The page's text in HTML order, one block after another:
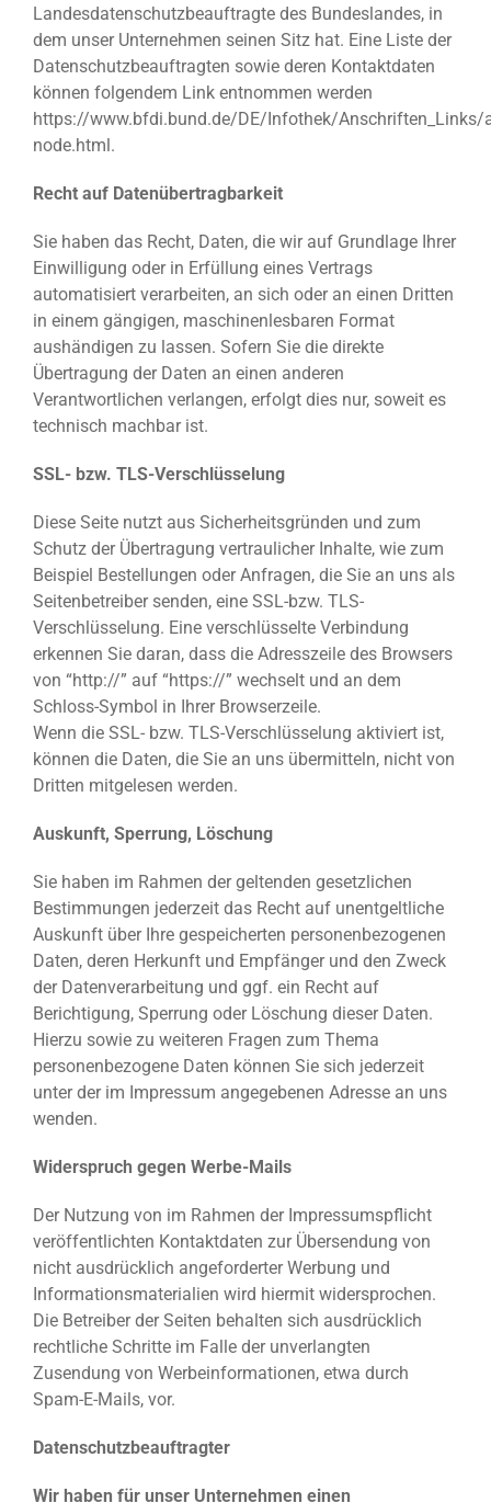
Landesdatenschutzbeauftragte des Bundeslandes, in
dem unser Unternehmen seinen Sitz hat. Eine Liste der
Datenschutzbeauftragten sowie deren Kontaktdaten
können folgendem Link entnommen werden
https://www.bfdi.bund.de/DE/Infothek/Anschriften_Links/
node.html.
Recht auf Datenübertragbarkeit
Sie haben das Recht, Daten, die wir auf Grundlage Ihrer
Einwilligung oder in Erfüllung eines Vertrags
automatisiert verarbeiten, an sich oder an einen Dritten
in einem gängigen, maschinenlesbaren Format
aushändigen zu lassen. Sofern Sie die direkte
Übertragung der Daten an einen anderen
Verantwortlichen verlangen, erfolgt dies nur, soweit es
technisch machbar ist.
SSL- bzw. TLS-Verschlüsselung
Diese Seite nutzt aus Sicherheitsgründen und zum
Schutz der Übertragung vertraulicher Inhalte, wie zum
Beispiel Bestellungen oder Anfragen, die Sie an uns als
Seitenbetreiber senden, eine SSL-bzw. TLS-
Verschlüsselung. Eine verschlüsselte Verbindung
erkennen Sie daran, dass die Adresszeile des Browsers
von “http://” auf “https://” wechselt und an dem
Schloss-Symbol in Ihrer Browserzeile.
Wenn die SSL- bzw. TLS-Verschlüsselung aktiviert ist,
können die Daten, die Sie an uns übermitteln, nicht von
Dritten mitgelesen werden.
Auskunft, Sperrung, Löschung
Sie haben im Rahmen der geltenden gesetzlichen
Bestimmungen jederzeit das Recht auf unentgeltliche
Auskunft über Ihre gespeicherten personenbezogenen
Daten, deren Herkunft und Empfänger und den Zweck
der Datenverarbeitung und ggf. ein Recht auf
Berichtigung, Sperrung oder Löschung dieser Daten.
Hierzu sowie zu weiteren Fragen zum Thema
personenbezogene Daten können Sie sich jederzeit
unter der im Impressum angegebenen Adresse an uns
wenden.
Widerspruch gegen Werbe-Mails
Der Nutzung von im Rahmen der Impressumspflicht
veröffentlichten Kontaktdaten zur Übersendung von
nicht ausdrücklich angeforderter Werbung und
Informationsmaterialien wird hiermit widersprochen.
Die Betreiber der Seiten behalten sich ausdrücklich
rechtliche Schritte im Falle der unverlangten
Zusendung von Werbeinformationen, etwa durch
Spam-E-Mails, vor.
Datenschutzbeauftragter
Wir haben für unser Unternehmen einen